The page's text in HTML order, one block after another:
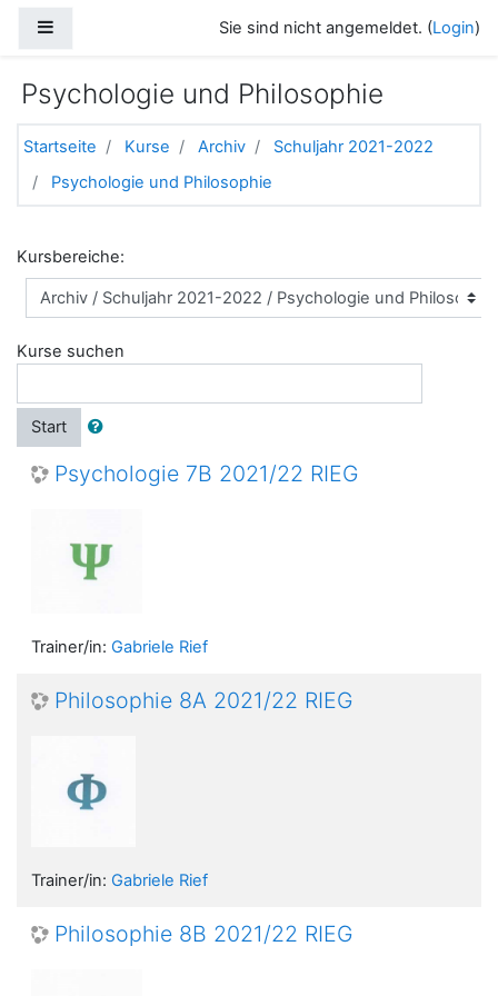
Sie sind nicht angemeldet. (Login)
Psychologie und Philosophie
Startseite Kurse Archiv
Schuljahr 2021-2022
Psychologie und Philosophie
Kursbereiche:
Kurse suchen
Start
Psychologie 7B 2021/22 RIEG
Trainer/in: Gabriele Rief
Philosophie 8A 2021/22 RIEG
Trainer/in: Gabriele Rief
Philosophie 8B 2021/22 RIEG